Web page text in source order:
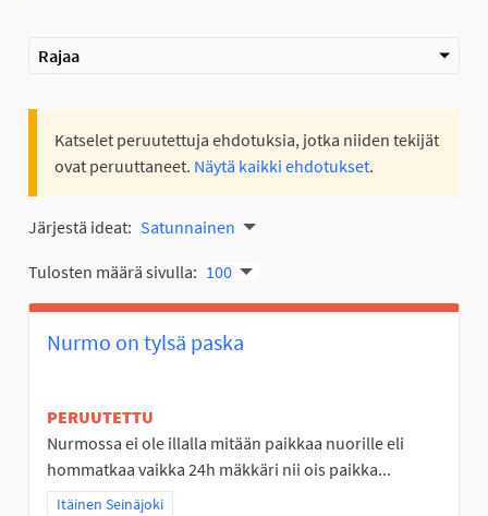
Rajaa
Katselet peruutettuja ehdotuksia, jotka niiden tekijät
ovat peruuttaneet. Näytä kaikki ehdotukset.
Järjestä ideat: Satunnainen
Tulosten määrä sivulla: 100
Nurmo on tylsä paska
PERUUTETTU
Nurmossa ei ole illalla mitään paikkaa nuorille eli
hommatkaa vaikka 24h mäkkäri nii ois paikka...
Rajaa tulokset teeman mukaan: Itäinen Seinäjoki
Itäinen Seinäjoki